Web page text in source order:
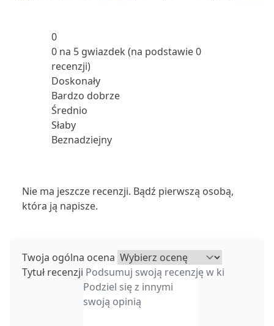
0
0 na 5 gwiazdek (na podstawie 0
recenzji)
Doskonały
Bardzo dobrze
Średnio
Słaby
Beznadziejny
Nie ma jeszcze recenzji. Bądź pierwszą osobą,
która ją napisze.
Twoja ogólna ocena
Tytuł recenzji